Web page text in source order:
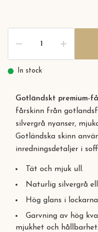
In stock
Gotländskt premium-
fårskinn från
silvergrå nyanser,
Gotländska skinn
inredningsdetaljer i
Tät och mjuk ull.
Naturlig silvergrå
Hög glans i
Garvning av hög
mjukhet och hållbarhet.